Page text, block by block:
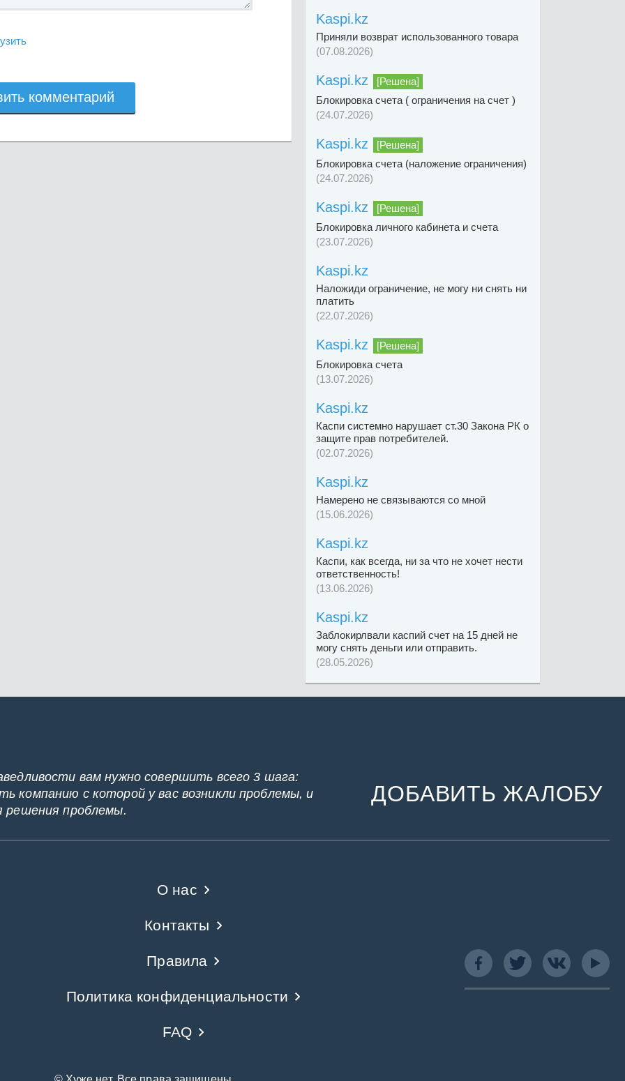
комментарий
Kaspi.kz
Приняли возврат использованного товара
(07.08.2026)
Kaspi.kz
[Решена]
Блокировка счета ( ограничения на счет )
(24.07.2026)
Kaspi.kz
[Решена]
Блокировка счета (наложение ограничения)
(24.07.2026)
Kaspi.kz
[Решена]
Блокировка личного кабинета и счета
(23.07.2026)
Kaspi.kz
Наложиди ограничение, не могу ни снять ни
платить
(22.07.2026)
Kaspi.kz
[Решена]
Блокировка счета
(13.07.2026)
Kaspi.kz
Каспи системно нарушает ст.30 Закона РК о
защите прав потребителей.
(02.07.2026)
Kaspi.kz
Намерено не связываются со мной
(15.06.2026)
Kaspi.kz
Каспи, как всегда, ни за что не хочет нести
ответственность!
(13.06.2026)
Kaspi.kz
Заблокирлвали каспий счет на 15 дней не
могу снять деньги или отправить.
(28.05.2026)
вам нужно совершить всего 3 шага:
компанию с которой у вас возникли проблемы, и
решения проблемы.
ДОБАВИТЬ ЖАЛОБУ
О нас
Контакты
Правила
Политика конфиденциальности
FAQ